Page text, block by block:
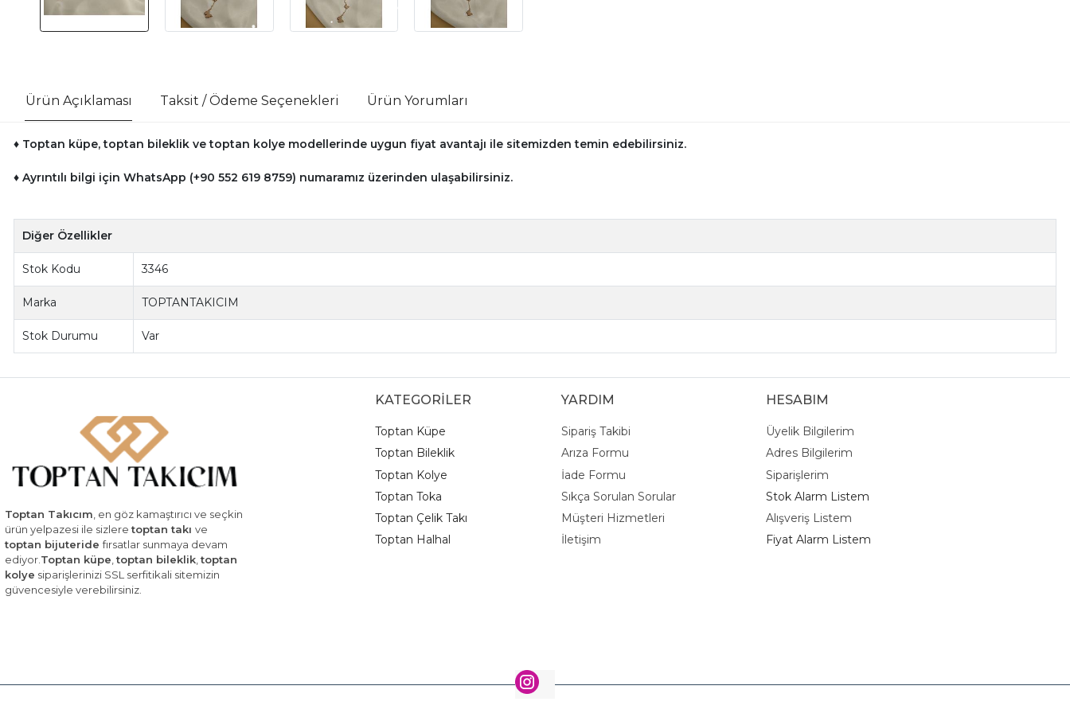
Ürün Açıklaması Taksit / Ödeme Seçenekleri Ürün Yorumları
♦ Toptan küpe, toptan bileklik ve toptan kolye modellerinde uygun fiyat avantajı ile sitemizden temin edebilirsiniz.
♦ Ayrıntılı bilgi için WhatsApp (+90 552 619 8759) numaramız üzerinden ulaşabilirsiniz.
Diğer Özellikler
Stok Kodu 3346
Marka TOPTANTAKICIM
Stok Durumu Var
Toptan Takıcım, en göz kamaştırıcı ve seçkin
ürün yelpazesi ile sizleretoptan takı ve
toptan bijuteridefırsatlar sunmaya devam
ediyor.Toptan küpe,toptan bileklik,toptan
kolye siparişlerinizi SSL serfitikali sitemizin
güvencesiyle verebilirsiniz.
KATEGORİLER
Toptan Küpe
Toptan Bileklik
Toptan Kolye
Toptan Toka
Toptan Çelik Takı
Toptan Halhal
YARDIM
Sipariş Takibi
Arıza Formu
İade Formu
Sıkça Sorulan Sorular
Müşteri Hizmetleri
İletişim
HESABIM
Üyelik Bilgilerim
Adres Bilgilerim
Siparişlerim
Stok Alarm Listem
Alışveriş Listem
Fiyat Alarm Listem